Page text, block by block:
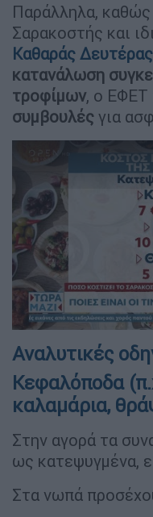
Παράλληλα,
Σαρακοστής και
Καθαράς Δευτέρας
κατανάλωση
τροφίμων, ο ΕΦΕΤ
συμβουλές για
Αναλυτικές
Κεφαλόποδα
καλαμάρια,
Στην αγορά τα
ως κατεψυγμένα,
Στα νωπά